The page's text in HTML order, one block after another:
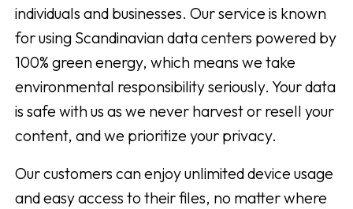
individuals and businesses. Our service is known
for using Scandinavian data centers powered by
100% green energy, which means we take
environmental responsibility seriously. Your data
is safe with us as we never harvest or resell your
content, and we prioritize your privacy.
Our customers can enjoy unlimited device usage
and easy access to their files, no matter where